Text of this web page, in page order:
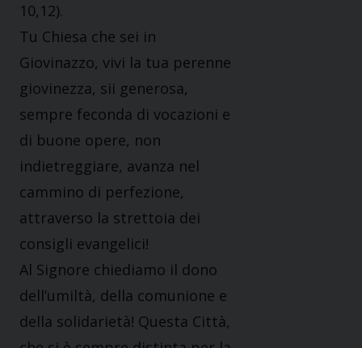
10,12).
Tu Chiesa che sei in
Giovinazzo, vivi la tua perenne
giovinezza, sii generosa,
sempre feconda di vocazioni e
di buone opere, non
indietreggiare, avanza nel
cammino di perfezione,
attraverso la strettoia dei
consigli evangelici!
Al Signore chiediamo il dono
dell’umiltà, della comunione e
della solidarietà! Questa Città,